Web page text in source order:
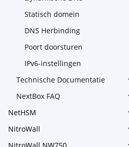
Statisch domein
DNS Herbinding
Poort doorsturen
IPv6-instellingen
Technische Documentatie
NextBox FAQ
NetHSM
NitroWall